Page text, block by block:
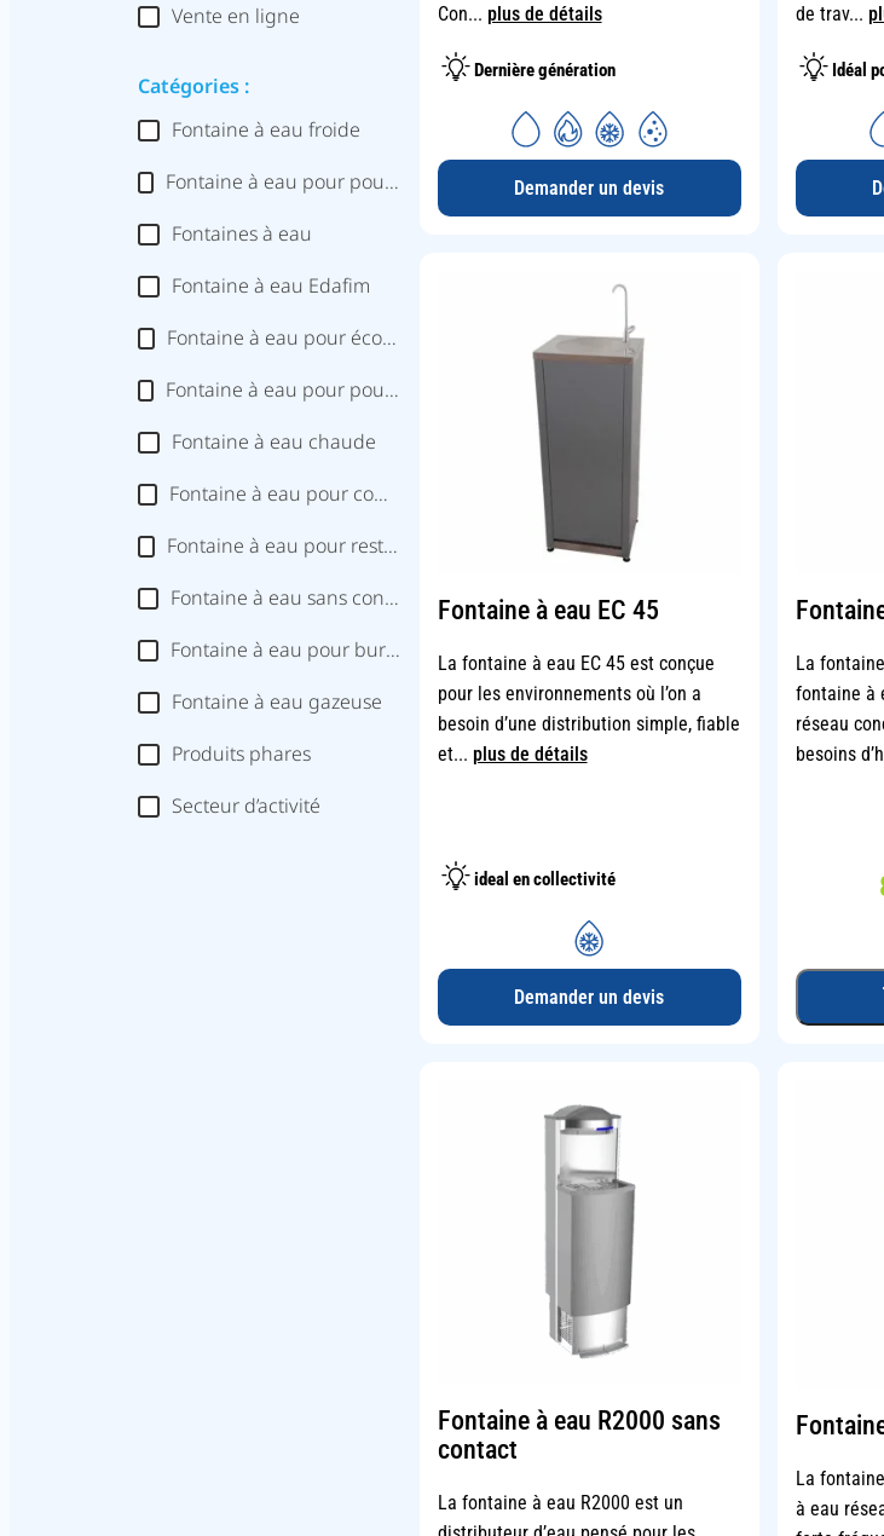
Vente en ligne
Catégories :
Fontaine à eau froide
Fontaine à eau pour pour milieu hospitalier
Fontaines à eau
Fontaine à eau Edafim
Fontaine à eau pour école & université
Fontaine à eau pour pour atelier et usine
Fontaine à eau chaude
Fontaine à eau pour commerce
Fontaine à eau pour restaurant & Self
Fontaine à eau sans contact
Fontaine à eau pour bureau
Fontaine à eau gazeuse
Produits phares
Secteur d’activité
Con... plus de détails
Dernière génération
Demander un devis
de trav...
Idéal
Fontaine à eau EC 45
La fontaine à eau EC 45 est conçue
pour les environnements où l’on a
besoin d’une distribution simple, fiable
et... plus de détails
ideal en collectivité
Demander un devis
La
fontaine à
réseau
besoins
Fontaine à eau R2000 sans
contact
La fontaine à eau R2000 est un
La
à eau